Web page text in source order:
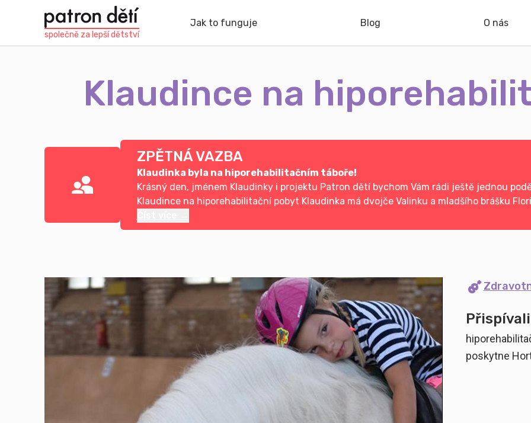
obsahu
společně za lepší dětství
Jak to funguje Blog O nás
Klaudince na
ZPĚTNÁ VAZBA
Klaudinka byla na hiporehabilitačním táboře!
Krásný den, jménem Klaudinky i projektu Patron dětí bychom Vám rádi ještě jednou
Klaudince na hiporehabilitační pobyt Klaudinka má dvojče Valinku a mladšího brášku
poskytne